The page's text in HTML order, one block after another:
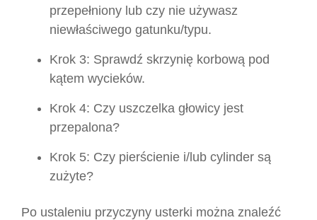
przepełniony lub czy nie używasz
niewłaściwego gatunku/typu.
Krok 3: Sprawdź skrzynię korbową pod
kątem wycieków.
Krok 4: Czy uszczelka głowicy jest
przepalona?
Krok 5: Czy pierścienie i/lub cylinder są
zużyte?
Po ustaleniu przyczyny usterki można znaleźć